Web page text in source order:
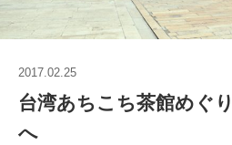
2017.02.25
台湾あちこち茶館めぐ
へ